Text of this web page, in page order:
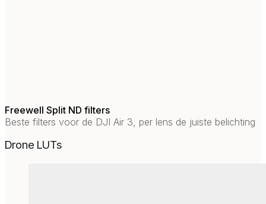
Freewell Split ND filters
Beste filters voor de DJI Air 3, per lens de juiste belichting
Drone LUTs